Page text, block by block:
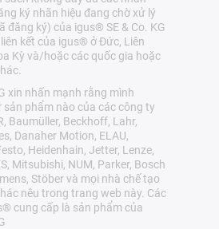
ký nhãn hiệu đang chờ xử lý
đăng ký) của igus® SE & Co. KG
kết của igus® ở Đức, Liên
Kỳ và/hoặc các quốc gia hoặc
xin nhấn mạnh rằng mình
phẩm nào của các công ty
Baumüller, Beckhoff, Lahr,
Danaher Motion, ELAU,
Heidenhain, Jetter, Lenze,
Mitsubishi, NUM, Parker, Bosch
Stöber và mọi nhà chế tạo
nêu trong trang web này. Các
cung cấp là sản phẩm của